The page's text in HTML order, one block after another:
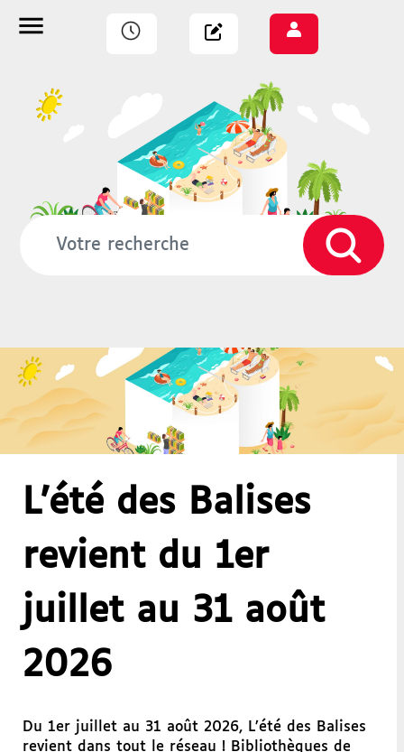
L’été des Balises
revient du 1er
juillet au 31 août
2026
Du 1er juillet au 31 août 2026, L’été des Balises
revient dans tout le réseau ! Bibliothèques de